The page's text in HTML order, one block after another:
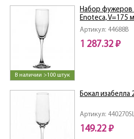
В наличии >100 штук
Артикул: 44688B
Набор фужеров
Enoteca, V=175
1 287.32 ₽
Артикул:
Бокал изабелла
149.22 ₽